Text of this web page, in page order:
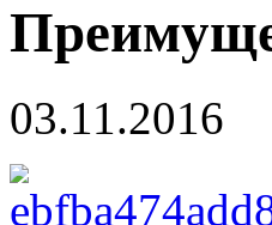
03.11.2016